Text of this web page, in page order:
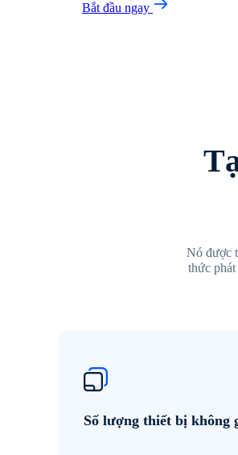
Bắt đầu ngay
Nó được
thức
Số lượng thiết bị không